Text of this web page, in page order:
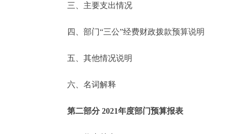
便民服务
中介服务
政民互动
三、主要支出情况
四、部门“三公”经费财政拨款预算说明
五、其他情况说明
六、名词解释
第二部分 2021年度部门预算报表